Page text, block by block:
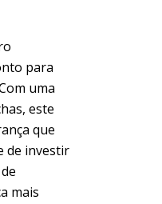
para
uma
este
que
de investir
mais